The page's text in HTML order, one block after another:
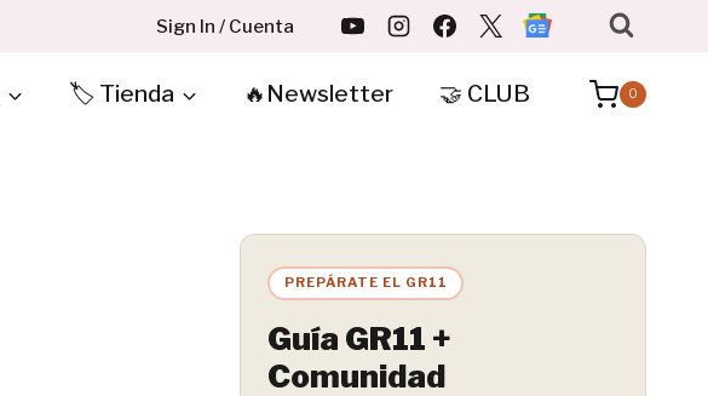
Sign In / Cuenta
🏷️ Tienda 🔥Newsletter 🤝 CLUB 0
PREPÁRATE EL GR11
Guía GR11 +
Comunidad